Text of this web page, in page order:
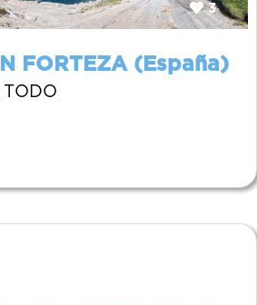
3
FORTEZA (España)